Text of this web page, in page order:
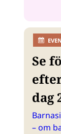
Se
dag
– om